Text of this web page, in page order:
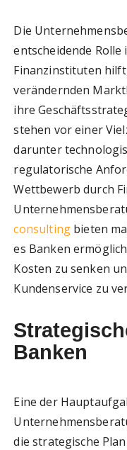
Die
entscheidende
Finanzinstituten
verändernden
ihre
stehen vor einer
darunter
regulatorische
Wettbewerb durch
consulting bieten
es Banken
Kosten zu senken
Kundenservice zu
Banken
Eine der
die strategische